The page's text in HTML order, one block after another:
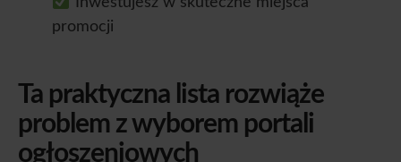
promocji
Ta praktyczna lista rozwiąże
problem z wyborem portali
ogłoszeniowych